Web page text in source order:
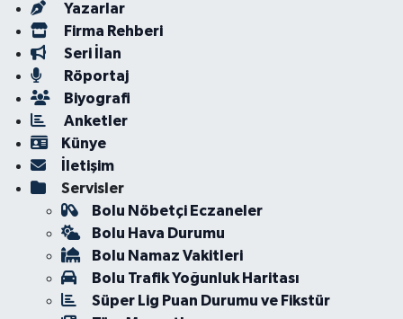
Yazarlar
Firma Rehberi
Seri İlan
Röportaj
Biyografi
Anketler
Künye
İletişim
Servisler
Bolu Nöbetçi Eczaneler
Bolu Hava Durumu
Bolu Namaz Vakitleri
Bolu Trafik Yoğunluk Haritası
Süper Lig Puan Durumu ve Fikstür